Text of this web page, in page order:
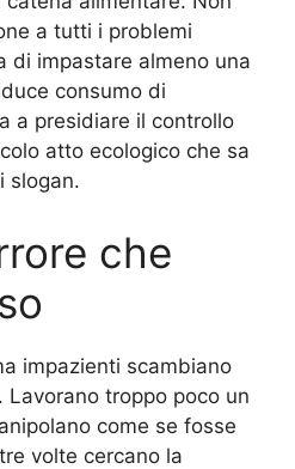
a tutti i problemi
di impastare almeno una
consumo di
a presidiare il controllo
atto ecologico che sa
slogan.
che
impazienti scambiano
troppo poco un
come se fosse
volte cercano la